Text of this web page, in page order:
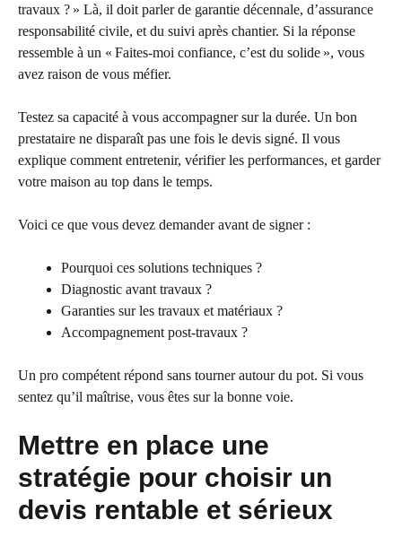
travaux ? » Là, il doit parler de garantie décennale, d’assurance
responsabilité civile, et du suivi après chantier. Si la réponse
ressemble à un « Faites-moi confiance, c’est du solide », vous
avez raison de vous méfier.
Testez sa capacité à vous accompagner sur la durée. Un bon
prestataire ne disparaît pas une fois le devis signé. Il vous
explique comment entretenir, vérifier les performances, et garder
votre maison au top dans le temps.
Voici ce que vous devez demander avant de signer :
Pourquoi ces solutions techniques ?
Diagnostic avant travaux ?
Garanties sur les travaux et matériaux ?
Accompagnement post-travaux ?
Un pro compétent répond sans tourner autour du pot. Si vous
sentez qu’il maîtrise, vous êtes sur la bonne voie.
Mettre en place une
stratégie pour choisir un
devis rentable et sérieux